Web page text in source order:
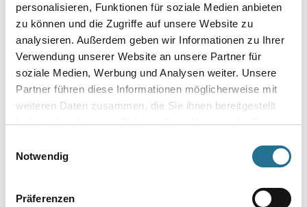
personalisieren, Funktionen für soziale Medien anbieten
zu können und die Zugriffe auf unsere Website zu
analysieren. Außerdem geben wir Informationen zu Ihrer
Verwendung unserer Website an unsere Partner für
soziale Medien, Werbung und Analysen weiter. Unsere
Partner führen diese Informationen möglicherweise mit
weiteren Daten zusammen, die Sie ihnen bereitgestellt
haben oder die sie im Rahmen Ihrer Nutzung der Dienste
Notwendig
Präferenzen
Gebinde
Umrechnungsfaktoren